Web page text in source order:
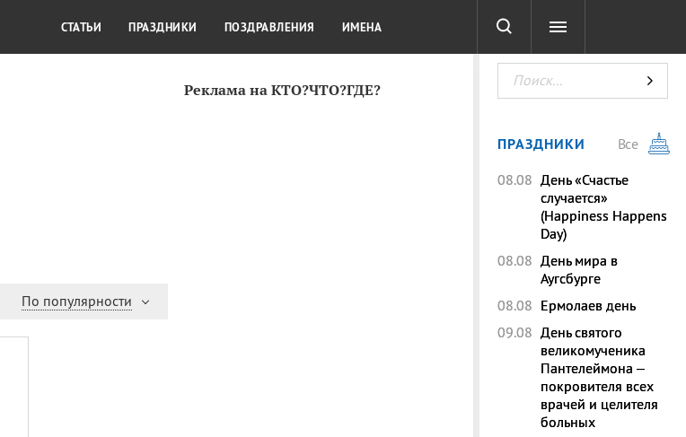
По популярности
Реклама на КТО?ЧТО?ГДЕ?
КУЛЬТУРА КРАСОТА ТЕСТЫ
СТАТЬИ ПРАЗДНИКИ ПОЗДРАВЛЕНИЯ ИМЕНА
ПРАЗДНИКИ
Все
08.08 День «Счастье
случается»
(Happiness Happens
Day)
08.08 День мира в
Аугсбурге
08.08 Ермолаев день
09.08 День святого
великомученика
Пантелеймона –
покровителя всех
врачей и целителя
больных